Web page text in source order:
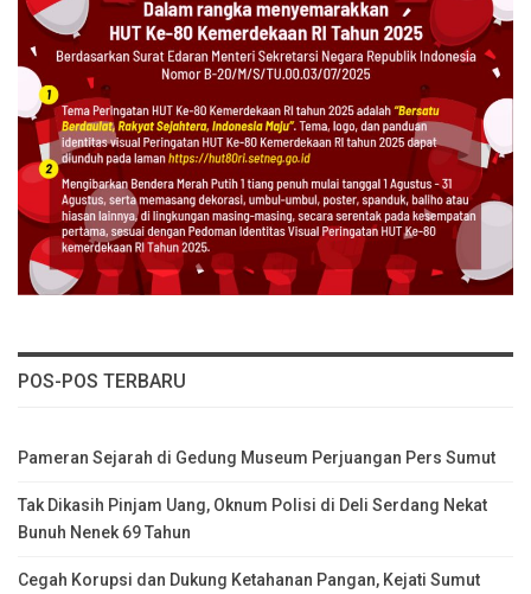
POS-POS TERBARU
Pameran Sejarah di Gedung Museum Perjuangan Pers Sumut
Tak Dikasih Pinjam Uang, Oknum Polisi di Deli Serdang Nekat
Bunuh Nenek 69 Tahun
Cegah Korupsi dan Dukung Ketahanan Pangan, Kejati Sumut